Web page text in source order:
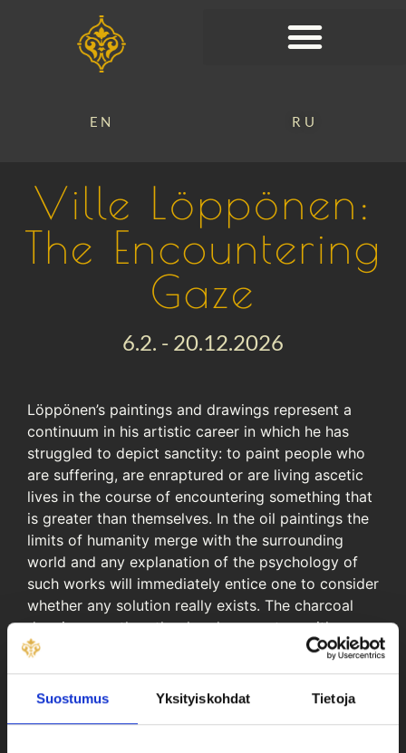
Suostumus Yksityiskohdat Tietoja
EN RU
Ville Löppönen:
The Encountering
Gaze
6.2. - 20.12.2026
Löppönen’s paintings and drawings represent a
continuum in his artistic career in which he has
struggled to depict sanctity: to paint people who
are suffering, are enraptured or are living ascetic
lives in the course of encountering something that
is greater than themselves. In the oil paintings the
limits of humanity merge with the surrounding
world and any explanation of the psychology of
such works will immediately entice one to consider
whether any solution really exists. The charcoal
drawings, on the other hand, present us with
impressive and closely detailed faces in a manner
that is familiar from the masters of Renaissance
and Baroque art.
Ville Löppönen was born in Savonlinna in 1980 and